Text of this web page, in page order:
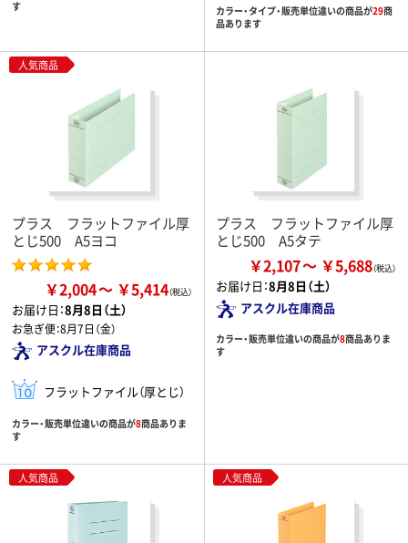
す
カラー・タイプ・販売単位違いの商品が29商
品あります
人気商品
プラス フラットファイル厚
とじ500 A5ヨコ
￥2,004 ￥5,414
お届け日：8月8日（土）
お急ぎ便：8月7日（金）
アスクル在庫商品
フラットファイル（厚とじ）
カラー・販売単位違いの商品が8商品ありま
す
プラス フラットファイル厚
とじ500 A5タテ
￥2,107 ￥5,688
お届け日：8月8日（土）
アスクル在庫商品
カラー・販売単位違いの商品が8商品ありま
す
人気商品 人気商品